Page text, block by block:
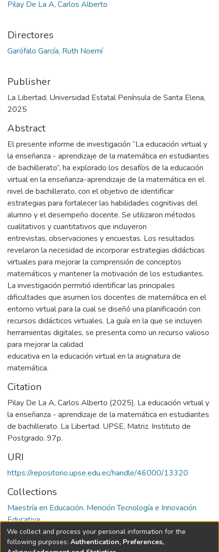
Pilay De La A, Carlos Alberto
Directores
Garófalo García, Ruth Noemí
Publisher
La Libertad, Universidad Estatal Península de Santa Elena,
2025
Abstract
El presente informe de investigación “La educación virtual y
la enseñanza - aprendizaje de la matemática en estudiantes
de bachillerato”, ha explorado los desafíos de la educación
virtual en la enseñanza-aprendizaje de la matemática en el
nivel de bachillerato, con el objetivo de identificar
estrategias para fortalecer las habilidades cognitivas del
alumno y el desempeño docente. Se utilizaron métodos
cualitativos y cuantitativos que incluyeron
entrevistas, observaciones y encuestas. Los resultados
revelaron la necesidad de incorporar estrategias didácticas
virtuales para mejorar la comprensión de conceptos
matemáticos y mantener la motivación de los estudiantes.
La investigación permitió identificar las principales
dificultades que asumen los docentes de matemática en el
entorno virtual para la cual se diseñó una planificación con
recursos didácticos virtuales. La guía en la que se incluyen
herramientas digitales, se presenta como un recurso valioso
para mejorar la calidad
educativa en la educación virtual en la asignatura de
matemática.
Citation
Pilay De La A, Carlos Alberto (2025). La educación virtual y
la enseñanza - aprendizaje de la matemática en estudiantes
de bachillerato. La Libertad. UPSE, Matriz. Instituto de
Postgrado. 97p.
URI
https://repositorio.upse.edu.ec/handle/46000/13320
Collections
Maestría en Educación. Mención Tecnología e Innovación
Educativa
Full item page
We collect and process your personal information for the
following purposes: Authentication, Preferences,